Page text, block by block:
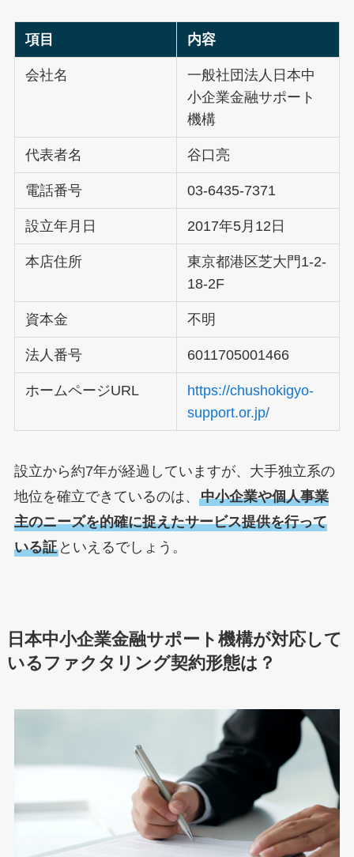
項目 内容
会社名
一般社団法人日本中
小企業金融サポート
機構
代表者名 谷口亮
電話番号 03-6435-7371
設立年月日 2017年5月12日
本店住所
東京都港区芝大門1-2-
18-2F
資本金 不明
法人番号 6011705001466
ホームページURL
https://chushokigyo-
support.or.jp/
設立から約7年が経過していますが、大手独立系の
地位を確立できているのは、 中小企業や個人事業
主のニーズを的確に捉えたサービス提供を行って
いる証といえるでしょう。
日本中小企業金融サポート機構が対応して
いるファクタリング契約形態は？